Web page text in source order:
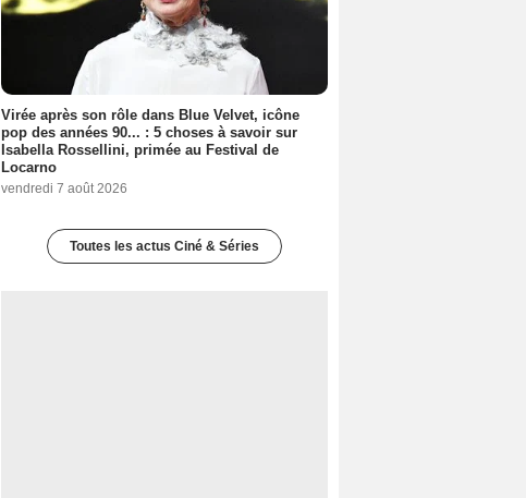
Virée après son rôle dans Blue Velvet, icône
pop des années 90... : 5 choses à savoir sur
Isabella Rossellini, primée au Festival de
Locarno
vendredi 7 août 2026
Toutes les actus Ciné & Séries